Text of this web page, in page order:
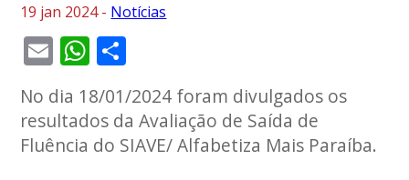
19 jan 2024 - Notícias
EmailWhatsApp
No dia 18/01/2024 foram divulgados os
resultados da Avaliação de Saída de
Fluência do SIAVE/ Alfabetiza Mais Paraíba.